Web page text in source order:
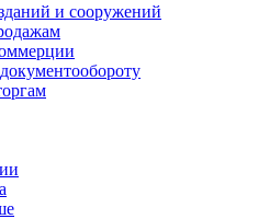
и сооружений